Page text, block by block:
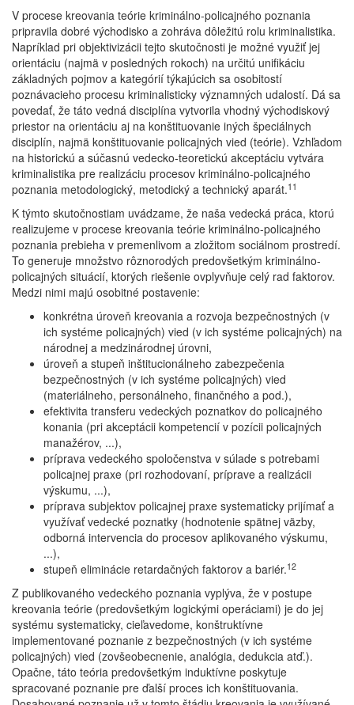
V procese kreovania teórie kriminálno-policajného poznania
pripravila dobré východisko a zohráva dôležitú rolu kriminalistika.
Napríklad pri objektivizácii tejto skutočnosti je možné využiť jej
orientáciu (najmä v posledných rokoch) na určitú unifikáciu
základných pojmov a kategórií týkajúcich sa osobitostí
poznávacieho procesu kriminalisticky významných udalostí. Dá sa
povedať, že táto vedná disciplína vytvorila vhodný východiskový
priestor na orientáciu aj na konštituovanie iných špeciálnych
disciplín, najmä konštituovanie policajných vied (teórie). Vzhľadom
na historickú a súčasnú vedecko-teoretickú akceptáciu vytvára
kriminalistika pre realizáciu procesov kriminálno-policajného
poznania metodologický, metodický a technický aparát.11
K týmto skutočnostiam uvádzame, že naša vedecká práca, ktorú
realizujeme v procese kreovania teórie kriminálno-policajného
poznania prebieha v premenlivom a zložitom sociálnom prostredí.
To generuje množstvo rôznorodých predovšetkým kriminálno-
policajných situácií, ktorých riešenie ovplyvňuje celý rad faktorov.
Medzi nimi majú osobitné postavenie:
konkrétna úroveň kreovania a rozvoja bezpečnostných (v
ich systéme policajných) vied (v ich systéme policajných) na
národnej a medzinárodnej úrovni,
úroveň a stupeň inštitucionálneho zabezpečenia
bezpečnostných (v ich systéme policajných) vied
(materiálneho, personálneho, finančného a pod.),
efektivita transferu vedeckých poznatkov do policajného
konania (pri akceptácii kompetencií v pozícii policajných
manažérov, ...),
príprava vedeckého spoločenstva v súlade s potrebami
policajnej praxe (pri rozhodovaní, príprave a realizácii
výskumu, ...),
príprava subjektov policajnej praxe systematicky prijímať a
využívať vedecké poznatky (hodnotenie spätnej väzby,
odborná intervencia do procesov aplikovaného výskumu,
...),
stupeň eliminácie retardačných faktorov a bariér.12
Z publikovaného vedeckého poznania vyplýva, že v postupe
kreovania teórie (predovšetkým logickými operáciami) je do jej
systému systematicky, cieľavedome, konštruktívne
implementované poznanie z bezpečnostných (v ich systéme
policajných) vied (zovšeobecnenie, analógia, dedukcia atď.).
Opačne, táto teória predovšetkým induktívne poskytuje
spracované poznanie pre ďalší proces ich konštituovania.